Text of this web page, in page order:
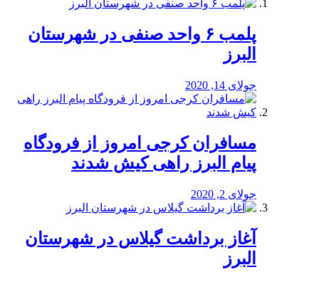
پلمب ۶ واحد صنفی در شهرستان
البرز
جولای 14, 2020
مسافران کرجی امروز از فرودگاه
پیام البرز راهی کیش شدند
جولای 2, 2020
آغاز برداشت گیلاس در شهرستان
البرز